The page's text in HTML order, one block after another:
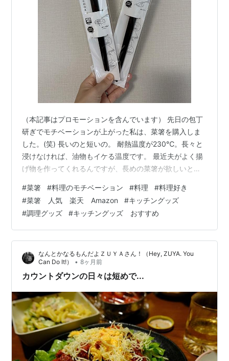
（本記事はプロモーションを含んでいます） 先日の包丁
研ぎでモチベーションが上がった私は、菜箸を購入しま
した。(笑) 長いのと短いの。 耐熱温度が230℃。長々と
浸けなければ、油物もイケる温度です。 最近夫がよく揚
げ物を作ってくれるんですが、長めの菜箸が欲しいと。
ので、長い菜箸と短い菜箸を購入。 普段、普通の木製の
箸を使っていたので心なしかちょっと重く感じ
る・・・。 が、木製のものと違って箸先が滑らなくてか
なり便利だということに気づきました。 結構プチプラだ
しもっと早く買っても良かったかも。 また料理モチベが
上がっちゃうな・・・(笑) パール金…
#菜箸 #料理のモチベーション #料理 #料理好き
#菜箸 人気 楽天 Amazon #キッチングッズ
#調理グッズ #キッチングッズ おすすめ
なんとかなるもんだよＺＵＹＡさん！（Hey, ZUYA. You
Can Do It!）
• 8ヶ月前
カウントダウンの日々は短めで...